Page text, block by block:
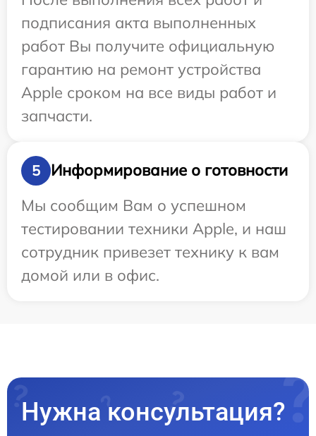
подписания акта выполненных
работ Вы получите официальную
гарантию на ремонт устройства
Apple сроком на все виды работ и
запчасти.
5
Информирование о готовности
Мы сообщим Вам о успешном
тестировании техники Apple, и наш
сотрудник привезет технику к вам
домой или в офис.
Нужна консультация?